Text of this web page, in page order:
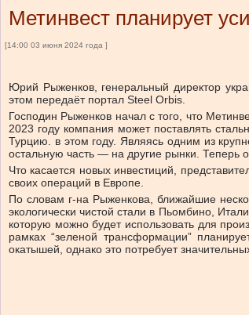
Метинвест планирует
[14:00 03 июня 2024 года ]
Юрий Рыженков, генеральный директор
этом передаёт портал Steel Orbis.
Господин Рыженков начал с того, что
2023 году компания может поставлять
Турцию. в этом году. Являясь одним из
остальную часть — на другие рынки. Теперь
Что касается новых инвестиций,
своих операций в Европе.
По словам г-на Рыженкова, ближайшие
экологически чистой стали в Пьомбино,
которую можно будет использовать для
рамках “зеленой трансформации”
окатышей, однако это потребует